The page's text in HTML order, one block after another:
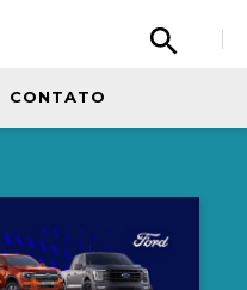
CONTATO
fazer um elogio
deseja
a gente? Fique a